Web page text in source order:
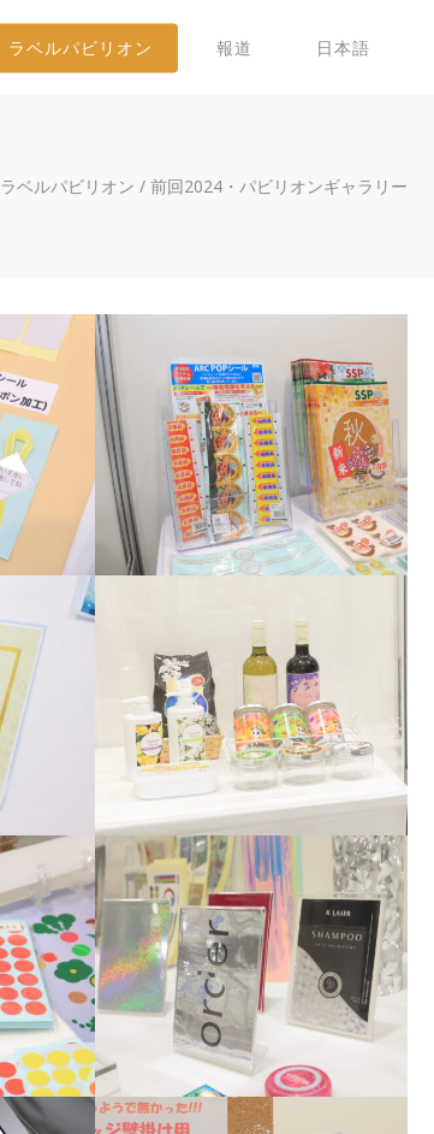
ラベルパビリオン 報道 日本語
ラベルパビリオン / 前回2024・パビリオンギャラリー